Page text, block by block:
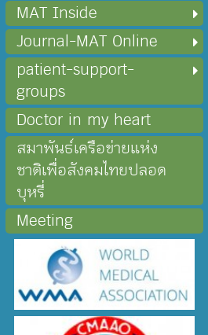
MAT Inside
Journal-MAT Online
patient-support-
groups
Doctor in my heart
สมาพันธ์เครือข่ายแห่ง
ชาติเพื่อสังคมไทยปลอด
บุหรี่
Meeting